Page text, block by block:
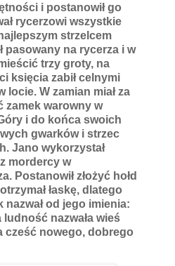
i postanowił go
rycerzowi wszystkie
strzelcem
pasowany na rycerza i w
trzy groty, na
księcia zabił celnymi
locie. W zamian miał za
zamek warowny w
i do końca swoich
gwarków i strzec
Jano wykorzystał
mordercy w
Postanowił złożyć hołd
łaskę, dlatego
od jego imienia:
nazwała wieś
cześć nowego, dobrego